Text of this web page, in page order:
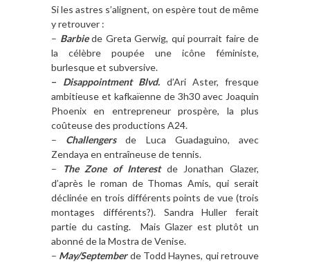
Si les astres s’alignent, on espère tout de même
y retrouver :
– Barbie de Greta Gerwig, qui pourrait faire de
la célèbre poupée une icône féministe,
burlesque et subversive.
– Disappointment Blvd. d’Ari Aster, fresque
ambitieuse et kafkaïenne de 3h30 avec Joaquin
Phoenix en entrepreneur prospère, la plus
coûteuse des productions A24.
– Challengers
de Luca Guadaguino, avec
Zendaya en entraîneuse de tennis.
–
The Zone of Interest de Jonathan Glazer,
d’après le roman de Thomas Amis, qui serait
déclinée en trois différents points de vue (trois
montages différents?). Sandra Huller ferait
partie du casting. Mais Glazer est plutôt un
abonné de la Mostra de Venise.
– May/Septemberde Todd Haynes, qui retrouve